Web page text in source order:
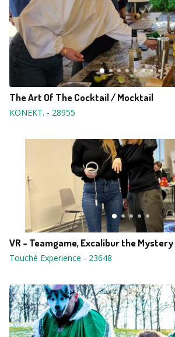
The Art Of The Cocktail / Mocktail
KONEKT. - 28955
VR - Teamgame, Excalibur the Mystery
Touché Experience - 23648